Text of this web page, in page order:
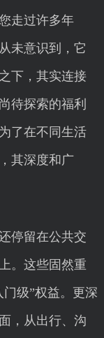
走过许多年
未意识到，它
下，其实连接
待探索的福利
了在不同生活
其深度和广
停留在公共交
。这些固然重
级”权益。更深
，从出行、沟